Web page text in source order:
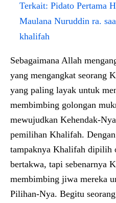
Terkait: Pidato Pertama
Maulana Nuruddin ra.
khalifah
Sebagaimana Allah
yang mengangkat seorang
yang paling layak untuk
membimbing golongan
mewujudkan Kehendak-
pemilihan Khalifah.
tampaknya Khalifah dipilih
bertakwa, tapi sebenarnya
membimbing jiwa mereka
Pilihan-Nya. Begitu